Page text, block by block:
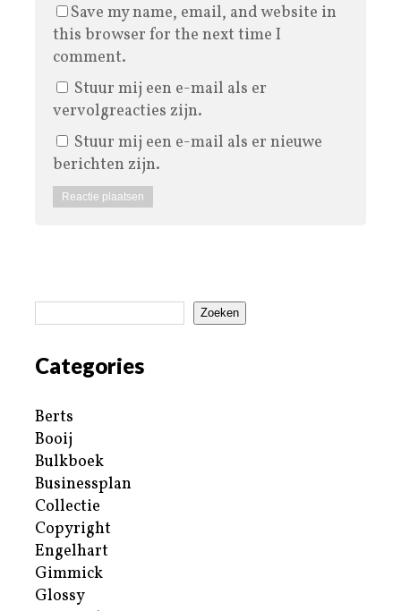
Save my name, email, and website in
this browser for the next time I
comment.
Stuur mij een e-mail als er
vervolgreacties zijn.
Stuur mij een e-mail als er nieuwe
berichten zijn.
Zoeken
Categories
Berts
Booij
Bulkboek
Businessplan
Collectie
Copyright
Engelhart
Gimmick
Glossy